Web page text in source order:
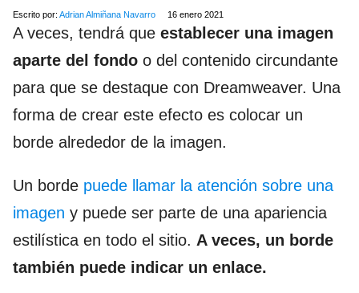
Escrito por: Adrian Almiñana Navarro 16 enero 2021
A veces, tendrá que establecer una imagen
aparte del fondo o del contenido circundante
para que se destaque con Dreamweaver. Una
forma de crear este efecto es colocar un
borde alrededor de la imagen.
Un borde puede llamar la atención sobre una
imagen y puede ser parte de una apariencia
estilística en todo el sitio. A veces, un borde
también puede indicar un enlace.